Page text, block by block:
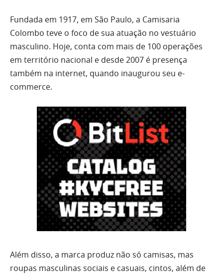
Fundada em 1917, em São Paulo, a Camisaria
Colombo teve o foco de sua atuação no vestuário
masculino. Hoje, conta com mais de 100 operações
em território nacional e desde 2007 é presença
também na internet, quando inaugurou seu e-
commerce.
Além disso, a marca produz não só camisas, mas
roupas masculinas sociais e casuais, cintos, além de